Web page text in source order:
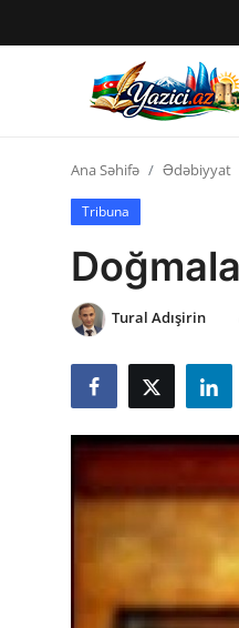
Giriş et
Ana Səhifə
Müsahibə
Ədəbiyyat
Mədəniyyət
Səsli Kitablar
Ana Səhifə Ədəbiyyat
Tribuna
Tural Adışirin